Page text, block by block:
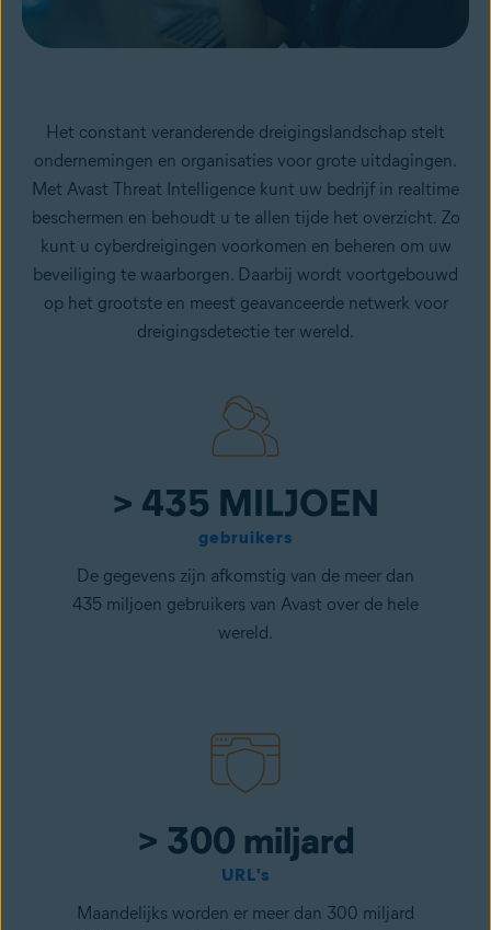
Het constant veranderende dreigingslandschap stelt
ondernemingen en organisaties voor grote uitdagingen.
Met Avast Threat Intelligence kunt uw bedrijf in realtime
beschermen en behoudt u te allen tijde het overzicht. Zo
kunt u cyberdreigingen voorkomen en beheren om uw
beveiliging te waarborgen. Daarbij wordt voortgebouwd
op het grootste en meest geavanceerde netwerk voor
dreigingsdetectie ter wereld.
> 435 MILJOEN
gebruikers
De gegevens zijn afkomstig van de meer dan
435 miljoen gebruikers van Avast over de hele
wereld.
> 300 miljard
URL's
Maandelijks worden er meer dan 300 miljard